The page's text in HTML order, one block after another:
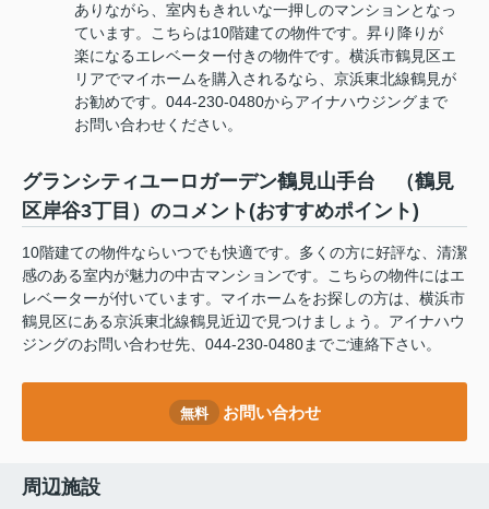
ありながら、室内もきれいな一押しのマンションとなっ
ています。こちらは10階建ての物件です。昇り降りが
楽になるエレベーター付きの物件です。横浜市鶴見区エ
リアでマイホームを購入されるなら、京浜東北線鶴見が
お勧めです。044-230-0480からアイナハウジングまで
お問い合わせください。
グランシティユーロガーデン鶴見山手台 （鶴見
区岸谷3丁目）のコメント(おすすめポイント)
10階建ての物件ならいつでも快適です。多くの方に好評な、清潔
感のある室内が魅力の中古マンションです。こちらの物件にはエ
レベーターが付いています。マイホームをお探しの方は、横浜市
鶴見区にある京浜東北線鶴見近辺で見つけましょう。アイナハウ
ジングのお問い合わせ先、044-230-0480までご連絡下さい。
無料 お問い合わせ
周辺施設